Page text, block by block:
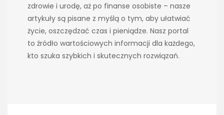
zdrowie i urodę, aż po finanse osobiste – nasze
artykuły są pisane z myślą o tym, aby ułatwiać
życie, oszczędzać czas i pieniądze. Nasz portal
to źródło wartościowych informacji dla każdego,
kto szuka szybkich i skutecznych rozwiązań.